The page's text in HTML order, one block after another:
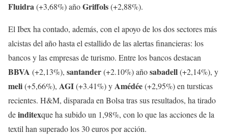
Fluidra(+3,68%) añoGriffols(+2,88%).
El Ibex ha contado, además, con el apoyo de los dos sectores más
alcistas del año hasta el estallido de las alertas financieras: los
bancos y las empresas de turismo. Entre los bancos destacan
BBVA (+2,13%), santander(+2.10%) añosabadell(+2,14%), y
meli(+5,66%), AGI(+3.41%) yAmédée(+2,95%) en tursticas
recientes. H&M, disparada en Bolsa tras sus resultados, ha tirado
deinditexque ha subido un 1,98%, con lo que las acciones de la
textil han superado los 30 euros por acción.